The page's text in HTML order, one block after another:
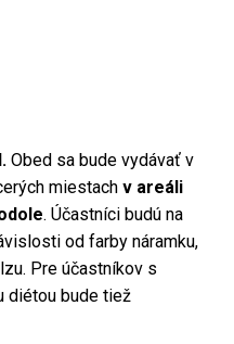
Obed sa bude vydávať v
miestach v areáli
. Účastníci budú na
od farby náramku,
Pre účastníkov s
diétou bude tiež